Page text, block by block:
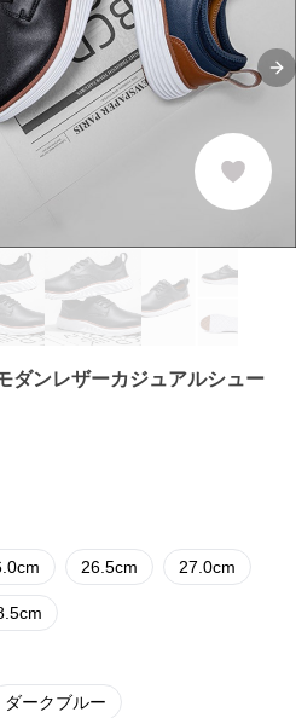
ダンレザーカジュアルシュー
26.5cm 27.0cm
ダークブルー